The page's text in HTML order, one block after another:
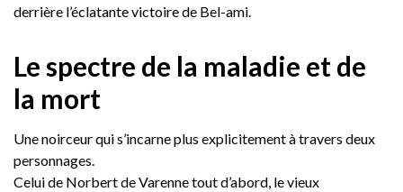
derrière l’éclatante victoire de Bel-ami.
Le spectre de la maladie et de
la mort
Une noirceur qui s’incarne plus explicitement à travers deux
personnages.
Celui de Norbert de Varenne tout d’abord, le vieux